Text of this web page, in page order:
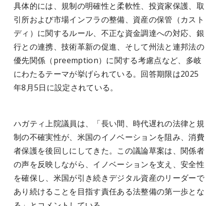
具体的には、規制の明確性と柔軟性、投資家保護、取
引所および市場インフラの整備、資産の保管（カスト
ディ）に関するルール、不正な資金調達への対応、銀
行との連携、技術革新の促進、そして州法と連邦法の
優先関係（preemption）に関する考慮点など、多岐
にわたるテーマが挙げられている。回答期限は2025
年8月5日に設定されている。
ハガティ上院議員は、「長い間、時代遅れの法律と規
制の不確実性が、米国のイノベーションを阻み、消費
者保護を後回しにしてきた。この議論草案は、関係者
の声を反映しながら、イノベーションを支え、安全性
を確保し、米国が引き続きデジタル資産のリーダーで
あり続けることを目指す責任ある法整備の第一歩とな